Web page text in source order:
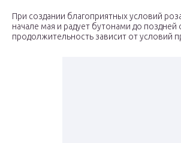
При создании благоприятных условий
начале мая и радует бутонами до поздней
продолжительность зависит от условий